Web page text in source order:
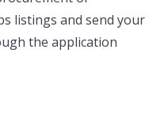
listings and send your
the application